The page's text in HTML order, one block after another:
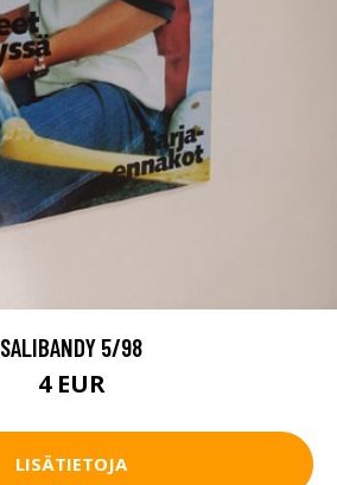
SALIBANDY 5/98
4 EUR
LISÄTIETOJA